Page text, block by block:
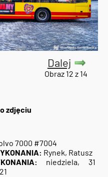
Dalej
Obraz 12 z 14
zdjęciu
7000 #7004
Rynek, Ratusz
niedziela, 31